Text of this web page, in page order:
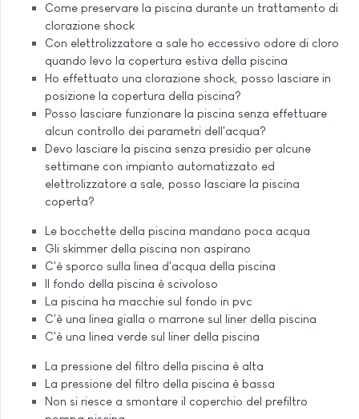
Come preservare la piscina durante un trattamento di
clorazione shock
Con elettrolizzatore a sale ho eccessivo odore di cloro
quando levo la copertura estiva della piscina
Ho effettuato una clorazione shock, posso lasciare in
posizione la copertura della piscina?
Posso lasciare funzionare la piscina senza effettuare
alcun controllo dei parametri dell'acqua?
Devo lasciare la piscina senza presidio per alcune
settimane con impianto automatizzato ed
elettrolizzatore a sale, posso lasciare la piscina
coperta?
Le bocchette della piscina mandano poca acqua
Gli skimmer della piscina non aspirano
C'è sporco sulla linea d'acqua della piscina
Il fondo della piscina è scivoloso
La piscina ha macchie sul fondo in pvc
C'è una linea gialla o marrone sul liner della piscina
C'è una linea verde sul liner della piscina
La pressione del filtro della piscina è alta
La pressione del filtro della piscina è bassa
Non si riesce a smontare il coperchio del prefiltro